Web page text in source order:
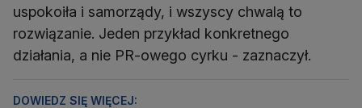
uspokoiła i samorządy, i wszyscy chwalą to
rozwiązanie. Jeden przykład konkretnego
działania, a nie PR-owego cyrku - zaznaczył.
DOWIEDZ SIĘ WIĘCEJ: